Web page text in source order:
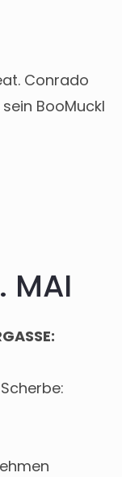
Conrado
BooMuckl
MAI